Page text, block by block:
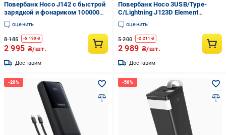
Повербанк Hoco J142 с быстрой
зарядкой и фонариком 100000
mAh 22,5W Черный (PB052071)
оценить
8 185 -5 190 ₴
2 995 ₴/шт.
Доставим
Повербанк Hoco 3USB/Type-
C/Lightning J123D Element
QC3.0+PD3.0 с быстрой
зарядкой 90000 mAh 22,5W
Черный
оценить
5 200 -2 211 ₴
2 989 ₴/шт.
Доставим